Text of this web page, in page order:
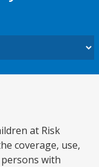
at Risk
coverage, use,
with